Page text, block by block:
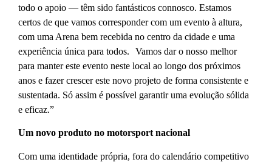
todo o apoio — têm sido fantásticos connosco. Estamos
certos de que vamos corresponder com um evento à altura,
com uma Arena bem recebida no centro da cidade e uma
experiência única para todos. Vamos dar o nosso melhor
para manter este evento neste local ao longo dos próximos
anos e fazer crescer este novo projeto de forma consistente e
sustentada. Só assim é possível garantir uma evolução sólida
e eficaz.”
Um novo produto no motorsport nacional
Com uma identidade própria, fora do calendário competitivo